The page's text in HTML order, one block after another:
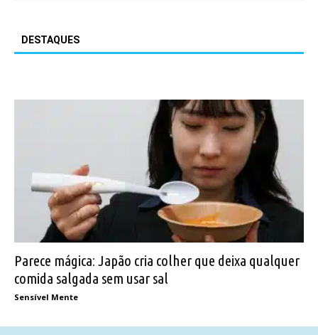
DESTAQUES
Parece mágica: Japão cria colher que deixa qualquer
comida salgada sem usar sal
Sensível Mente